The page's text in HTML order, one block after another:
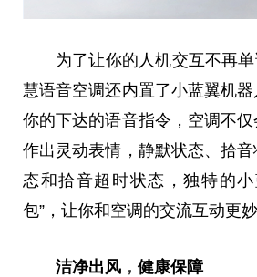
为了让你的人机交互不再
慧语音空调还内置了小蓝翼机
你的下达的语音指令，空调不
作出灵动表情，静默状态、拾
态和拾音超时状态，独特的
包”，让你和空调的交流互动更妙
洁净出风 ， 健康保障